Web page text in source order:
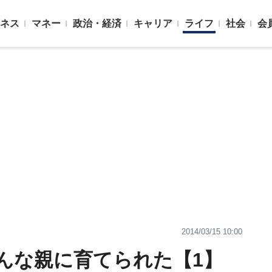
ス マネー 政治・経済 キャリア ライフ 社会 会
2014/03/15 10:00
な親に育てられた【1】